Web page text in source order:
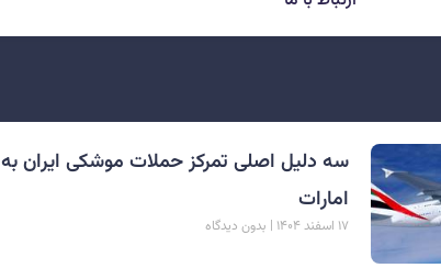
سه دلیل اصلی تمرکز حملات موشکی ایران به
امارات
۱۷ اسفند ۱۴۰۴ بدون دیدگاه